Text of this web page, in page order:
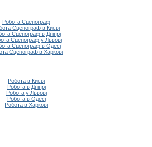
Робота Сценограф
Сценограф в Києві
Сценограф в Дніпрі
Сценограф у Львові
Сценограф в Одесі
Сценограф в Харкові
Робота в Києві
Робота в Дніпрі
Робота у Львові
Робота в Одесі
Робота в Харкові